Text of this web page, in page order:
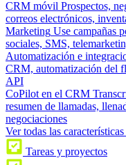
CRM móvil Prospectos,
correos electrónicos,
Marketing Use campañas
sociales, SMS,
Automatización e
CRM, automatización del
API
CoPilot en el CRM
resumen de llamadas,
negociaciones
Ver todas las
Tareas y proyectos